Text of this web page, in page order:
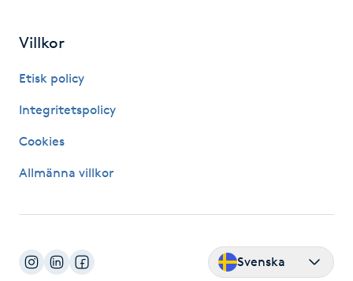
Katun fransar
Kemisk peeling
Keratinbehandling
Villkor
Etisk policy
Integritetspolicy
Cookies
Allmänna villkor
Svenska